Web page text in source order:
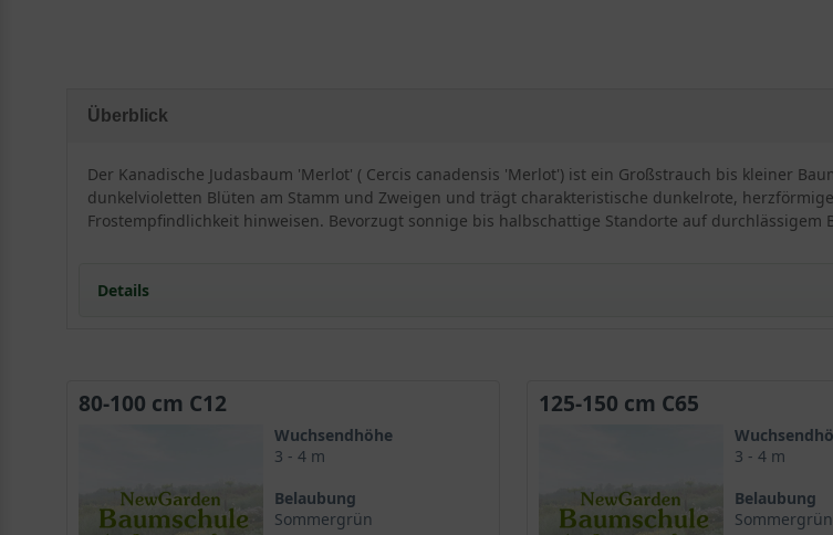
Überblick
Der Kanadische Judasbaum 'Merlot' ( Cercis canadensis 'Merlot') ist ein Großstrauch bis kleiner
dunkelvioletten Blüten am Stamm und Zweigen und trägt charakteristische dunkelrote,
Frostempfindlichkeit hinweisen. Bevorzugt sonnige bis halbschattige Standorte auf durchlässigem
Details
Entsprechend seines Beinamens erfreut der Cercis canadensis ’Merlot‘ mit einem auffallend
Rebsorte Merlot erinnert.
Cercis canadensis stammt aus den USA
80-100 cm C12
Wuchsendhöhe
3 - 4 m
Belaubung
Sommergrün
125-150 cm C65
3 - 4 m
Belaubung
Sommergrün